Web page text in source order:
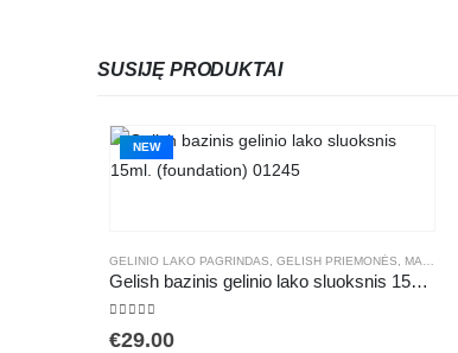
SUSIJĘ PRODUKTAI
NEW
GELINIO LAKO PAGRINDAS GELISH PRIEMONĖS MANIKIŪRAS
Gelish bazinis gelinio lako sluoksnis 15ml. (foundation) 01245
€29.00